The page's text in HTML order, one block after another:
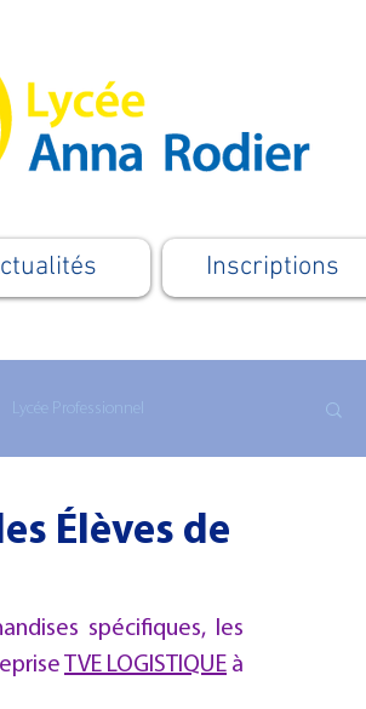
Inscriptions
Lycée Professionnel
Le Supérieur
Élèves de
spécifiques, les
TVE LOGISTIQUE à